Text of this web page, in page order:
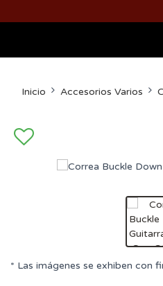
Inicio Accesorios Varios
* Las imágenes se exhiben con